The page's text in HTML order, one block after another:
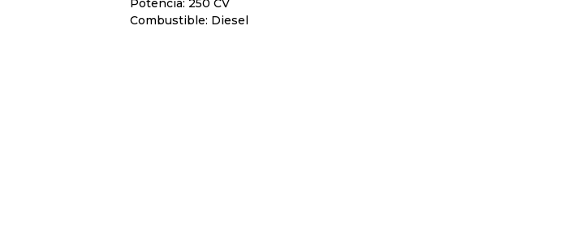
Potencia: 250 CV
Combustible: Diesel